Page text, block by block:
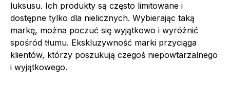
luksusu. Ich produkty są często limitowane i
dostępne tylko dla nielicznych. Wybierając taką
markę, można poczuć się wyjątkowo i wyróżnić
spośród tłumu. Ekskluzywność marki przyciąga
klientów, którzy poszukują czegoś niepowtarzalnego
i wyjątkowego.